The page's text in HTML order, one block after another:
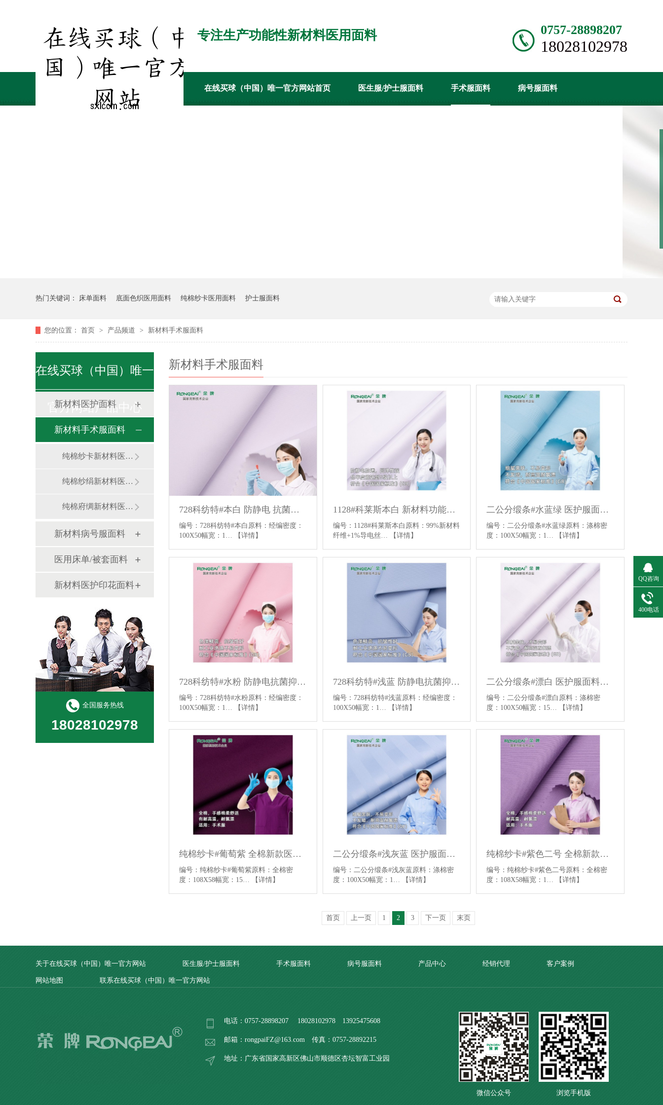
专注生产功能性新材料医用面料 0757-28898207
18028102978
在线买球（中国）唯一官方网站首页 医生服/护士服面料 手术服面料 病号服面料
热门关键词： 床单面料 底面色织医用面料 纯棉纱卡医用面料 护士服面料
您的位置： 首页 > 产品频道 > 新材料手术服面料
在线买球（中国）唯一
官方网站产品中心
新材料医护面料
新材料手术服面料
纯棉纱卡新材料医护面料
纯棉纱绢新材料医用面料
纯棉府绸新材料医用面料
新材料病号服面料
医用床单/被套面料
新材料医护印花面料
全国服务热线
18028102978
新材料手术服面料
728科纺特#本白 防静电 抗菌抑菌医护面料针织医护服面料
编号：728科纺特#本白原料：经编密度：
100X50幅宽：1…
【详情】
1128#科莱斯本白 新材料功能性医护面料防静电医护布料
编号：1128#科莱斯本白原料：99%新材料
纤维+1%导电丝…
【详情】
二公分缎条#水蓝绿 医护服面料耐氯漂医护TC面料
编号：二公分缎条#水蓝绿原料：涤棉密
度：100X50幅宽：1…
【详情】
728科纺特#水粉 防静电抗菌抑菌医护面料针织医护服面料
编号：728科纺特#水粉原料：经编密度：
100X50幅宽：1…
【详情】
728科纺特#浅蓝 防静电抗菌抑菌医护面料针织医护服面料
编号：728科纺特#浅蓝原料：经编密度：
100X50幅宽：1…
【详情】
二公分缎条#漂白 医护服面料耐氯漂医护TC面料
编号：二公分缎条#漂白原料：涤棉密
度：100X50幅宽：15…
【详情】
纯棉纱卡#葡萄紫 全棉新款医用面料平纹医用手术服面料
编号：纯棉纱卡#葡萄紫原料：全棉密
度：108X58幅宽：15…
【详情】
二公分缎条#浅灰蓝 医护服面料耐氯漂医护TC面料
编号：二公分缎条#浅灰蓝原料：涤棉密
度：100X50幅宽：1…
【详情】
纯棉纱卡#紫色二号 全棉新款医用面料平纹医用手术服面料
编号：纯棉纱卡#紫色二号原料：全棉密
度：108X58幅宽：1…
【详情】
首页 上一页 1 2 3 下一页 末页
关于在线买球（中国）唯一官方网站 医生服/护士服面料 手术服面料 病号服面料 产品中心 经销代理 客户案例
网站地图 联系在线买球（中国）唯一官方网站
电话：0757-28898207 18028102978 13925475608
邮箱：rongpaiFZ@163.com 传真：0757-28892215
地址：广东省国家高新区佛山市顺德区杏坛智富工业园
微信公众号 浏览手机版
QQ咨询
400电话